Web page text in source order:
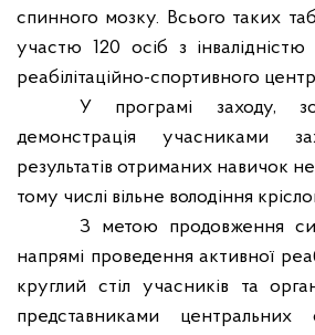
спинного мозку. Всього таких
участю 120 осіб з інвалідністю
реабілітаційно-спортивного
У програмі заходу,
демонстрація учасниками
результатів отриманих навичок
тому числі вільне володіння
З метою продовження
напрямі проведення активної
круглий стіл учасників та
представниками